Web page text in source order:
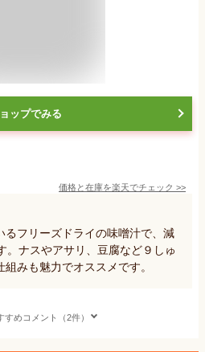
ップでみる
価格と在庫を楽天でチェック >>
るフリーズドライの味噌汁で、減
。ナスやアサリ、豆腐など９しゅ
みも魅力でオススメです。
すめコメント（2件）